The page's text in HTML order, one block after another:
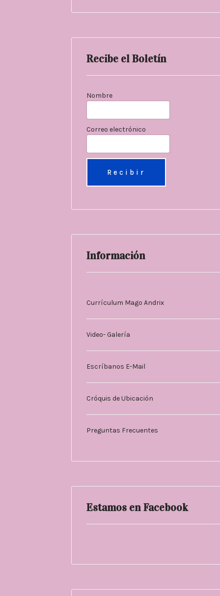
Recibe el Boletín
Nombre
Correo electrónico
Información
Currículum Mago Andrix
Video- Galería
Escríbanos E-Mail
Cróquis de Ubicación
Preguntas Frecuentes
Estamos en Facebook